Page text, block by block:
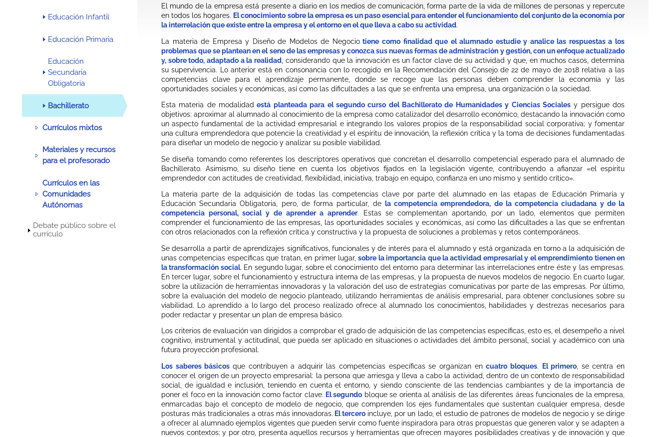
Educación Infantil
Educación Primaria
Educación
Secundaria
Obligatoria
Bachillerato
Currículos mixtos
Materiales y recursos
para el profesorado
Currículos en las
Comunidades
Autónomas
Debate público sobre el
currículo
El mundo de la empresa está presente a diario en los medios de comunicación, forma parte de la vida de millones de personas y repercute
en todos los hogares. El conocimiento sobre la empresa es un paso esencial para entender el funcionamiento del conjunto de la economía por
la interrelación que existe entre la empresa y el entorno en el que lleva a cabo su actividad.
La materia de Empresa y Diseño de Modelos de Negociotiene como finalidad que el alumnado estudie y analice las respuestas a los
problemas que se plantean en el seno de las empresas y conozca sus nuevas formas de administración y gestión, con un enfoque actualizado
y, sobre todo, adaptado a la realidad , considerando que la innovación es un factor clave de su actividad y que, en muchos casos, determina
su supervivencia. Lo anterior está en consonancia con lo recogido en la Recomendación del Consejo de 22 de mayo de 2018 relativa a las
competencias clave para el aprendizaje permanente, donde se recoge que las personas deben comprender la economía y las
oportunidades sociales y económicas, así como las dificultades a las que se enfrenta una empresa, una organización o la sociedad.
Esta materia de modalidad está planteada para el segundo curso del Bachillerato de Humanidades y Ciencias Socialesy persigue dos
objetivos: aproximar al alumnado al conocimiento de la empresa como catalizador del desarrollo económico, destacando la innovación como
un aspecto fundamental de la actividad empresarial e integrando los valores propios de la responsabilidad social corporativa; y fomentar
una cultura emprendedora que potencie la creatividad y el espíritu de innovación, la reflexión crítica y la toma de decisiones fundamentadas
para diseñar un modelo de negocio y analizar su posible viabilidad.
Se diseña tomando como referentes los descriptores operativos que concretan el desarrollo competencial esperado para el alumnado de
Bachillerato. Asimismo, su diseño tiene en cuenta los objetivos fijados en la legislación vigente, contribuyendo a afianzar «el espíritu
emprendedor con actitudes de creatividad, flexibilidad, iniciativa, trabajo en equipo, confianza en uno mismo y sentido crítico».
La materia parte de la adquisición de todas las competencias clave por parte del alumnado en las etapas de Educación Primaria y
Educación Secundaria Obligatoria, pero, de forma particular, de la competencia emprendedora, de la competencia ciudadana y de la
competencia personal, social y de aprender a aprender. Estas se complementan aportando, por un lado, elementos que permiten
comprender el funcionamiento de las empresas, las oportunidades sociales y económicas, así como las dificultades a las que se enfrentan
con otros relacionados con la reflexión crítica y constructiva y la propuesta de soluciones a problemas y retos contemporáneos.
Se desarrolla a partir de aprendizajes significativos, funcionales y de interés para el alumnado y está organizada en torno a la adquisición de
unas competencias específicas que tratan, en primer lugar,sobre la importancia que la actividad empresarial y el emprendimiento tienen en
la transformación social. En segundo lugar, sobre el conocimiento del entorno para determinar las interrelaciones entre éste y las empresas.
En tercer lugar, sobre el funcionamiento y estructura interna de las empresas, y la propuesta de nuevos modelos de negocio. En cuarto lugar,
sobre la utilización de herramientas innovadoras y la valoración del uso de estrategias comunicativas por parte de las empresas. Por último,
sobre la evaluación del modelo de negocio planteado, utilizando herramientas de análisis empresarial, para obtener conclusiones sobre su
viabilidad. Lo aprendido a lo largo del proceso realizado ofrece al alumnado los conocimientos, habilidades y destrezas necesarios para
poder redactar y presentar un plan de empresa básico.
Los criterios de evaluación van dirigidos a comprobar el grado de adquisición de las competencias específicas, esto es, el desempeño a nivel
cognitivo, instrumental y actitudinal, que pueda ser aplicado en situaciones o actividades del ámbito personal, social y académico con una
futura proyección profesional.
Los saberes básicos que contribuyen a adquirir las competencias específicas se organizan encuatro bloques. El primero , se centra en
conocer el origen de un proyecto empresarial: la persona que arriesga y lleva a cabo la actividad, dentro de un contexto de responsabilidad
social, de igualdad e inclusión, teniendo en cuenta el entorno, y siendo consciente de las tendencias cambiantes y de la importancia de
poner el foco en la innovación como factor clave. El segundo bloque se orienta al análisis de las diferentes áreas funcionales de la empresa,
enmarcadas bajo el concepto de modelo de negocio, que comprenden los ejes fundamentales que sustentan cualquier empresa, desde
posturas más tradicionales a otras más innovadoras. El tercero incluye, por un lado, el estudio de patrones de modelos de negocio y se dirige
a ofrecer al alumnado ejemplos vigentes que pueden servir como fuente inspiradora para otras propuestas que generen valor y se adapten a
nuevos contextos; y por otro, presenta aquellos recursos y herramientas que ofrecen mayores posibilidades creativas y de innovación y que